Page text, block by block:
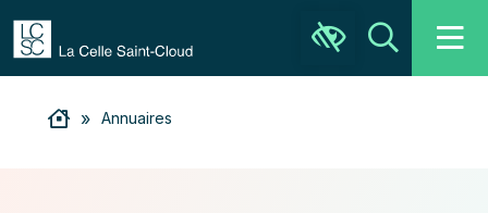
Ouvrir la barre d’outils
» Annuaires